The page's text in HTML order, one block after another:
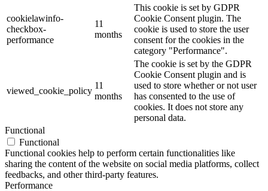
cookielawinfo-
checkbox-
performance
11
months
This cookie is set by GDPR
Cookie Consent plugin. The
cookie is used to store the user
consent for the cookies in the
category "Performance".
viewed_cookie_policy
11
months
The cookie is set by the GDPR
Cookie Consent plugin and is
used to store whether or not user
has consented to the use of
cookies. It does not store any
personal data.
Functional
Functional
Functional cookies help to perform certain functionalities like
sharing the content of the website on social media platforms, collect
feedbacks, and other third-party features.
Performance